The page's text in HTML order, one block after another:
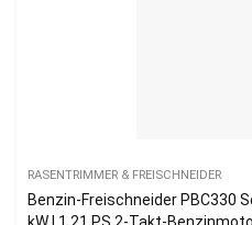
RASENTRIMMER & FREISCHNEIDER
Benzin-Freischneider PBC330
kW | 1,21 PS 2-Takt-